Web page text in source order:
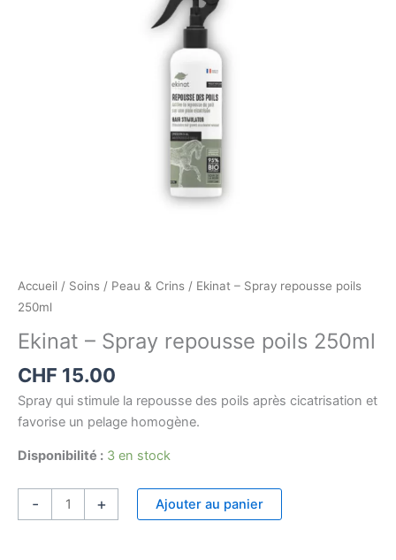
Accueil / Soins / Peau & Crins / Ekinat – Spray repousse poils
250ml
Ekinat – Spray repousse poils 250ml
CHF 15.00
Spray qui stimule la repousse des poils après cicatrisation et
favorise un pelage homogène.
Disponibilité : 3 en stock
- + Ajouter au panier